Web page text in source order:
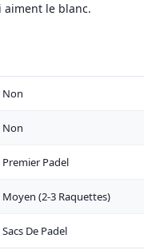
le blanc.
Non
Non
Premier Padel
Moyen (2-3 Raquettes)
Sacs De Padel